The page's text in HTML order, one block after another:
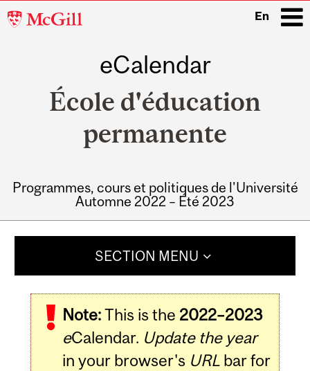
McGill
En
eCalendar
École d'éducation
permanente
Programmes, cours et politiques de l'Université
Automne 2022 – Été 2023
SECTION MENU
Note:This is the 2022–2023
eCalendar. Update the year
in your browser's URLbar for